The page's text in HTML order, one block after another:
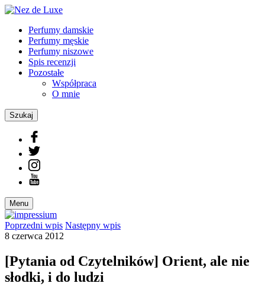
Perfumy damskie
Perfumy męskie
Perfumy niszowe
Spis recenzji
Pozostałe
Współpraca
O mnie
Szukaj
Menu
Poprzedni wpis Następny wpis
8 czerwca 2012
[Pytania od Czytelników] Orient, ale nie
słodki, i do ludzi